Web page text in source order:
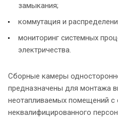
замыкания;
коммутация и
мониторинг системных
электричества.
Сборные камеры
предназначены для монтажа
неотапливаемых помещений с
неквалифицированного